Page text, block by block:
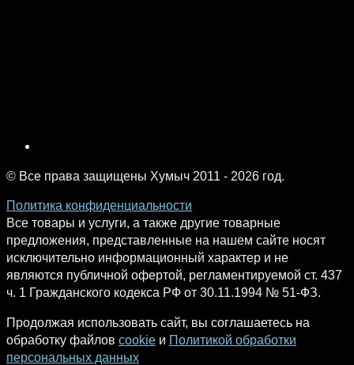
© Все права защищены Хумыч 2011 - 2026 год.
Политика конфиденциальности
Все товары и услуги, а также другие товарные
предложения, представленные на нашем сайте носят
исключительно информационный характер и не
являются публичной офертой, регламентируемой ст. 437
ч. 1 Гражданского кодекса РФ от 30.11.1994 № 51-ФЗ.
Продолжая использовать сайт, вы соглашаетесь на
обработку файлов cookie и Политикой обработки
персональных данных